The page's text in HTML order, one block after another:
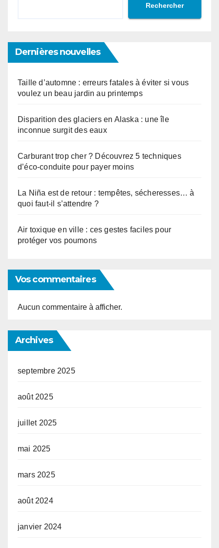
Rechercher
Dernières nouvelles
Taille d’automne : erreurs fatales à éviter si vous
voulez un beau jardin au printemps
Disparition des glaciers en Alaska : une île
inconnue surgit des eaux
Carburant trop cher ? Découvrez 5 techniques
d’éco-conduite pour payer moins
La Niña est de retour : tempêtes, sécheresses… à
quoi faut-il s’attendre ?
Air toxique en ville : ces gestes faciles pour
protéger vos poumons
Vos commentaires
Aucun commentaire à afficher.
Archives
septembre 2025
août 2025
juillet 2025
mai 2025
mars 2025
août 2024
janvier 2024